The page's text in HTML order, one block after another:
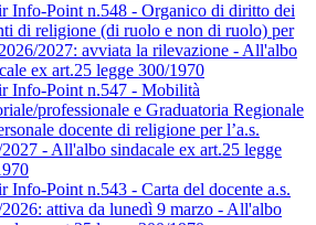
Info-Point n.548 - Organico di diritto dei
di religione (di ruolo e non di ruolo) per
2027: avviata la rilevazione - All'albo
ex art.25 legge 300/1970
Info-Point n.547 - Mobilità
professionale e Graduatoria Regionale
docente di religione per l’a.s.
- All'albo sindacale ex art.25 legge
Info-Point n.543 - Carta del docente a.s.
attiva da lunedì 9 marzo - All'albo